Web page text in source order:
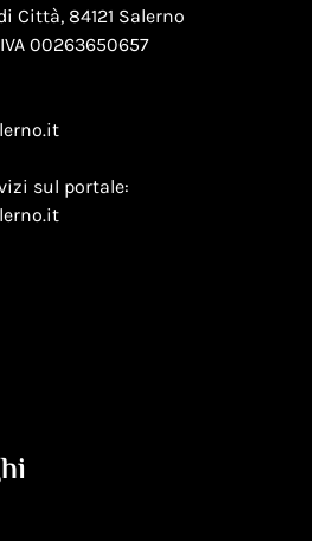
Città, 84121 Salerno
00263650657
sul portale: